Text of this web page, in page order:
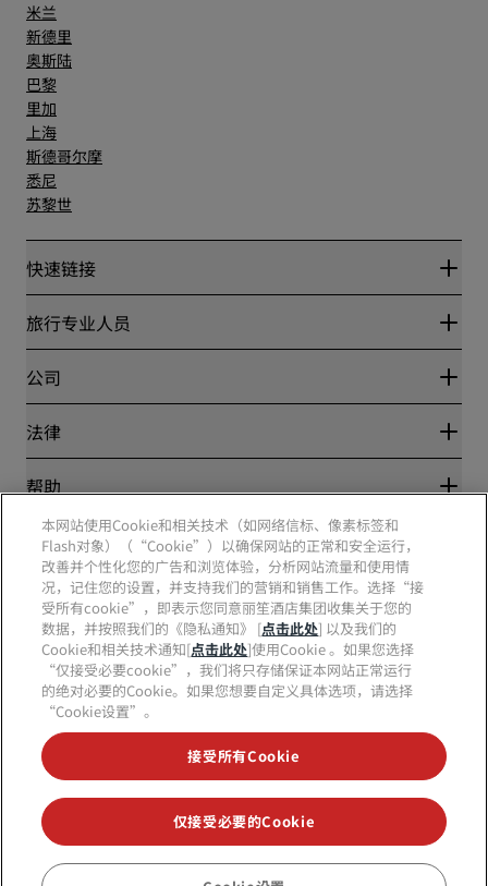
米兰
新德里
奥斯陆
巴黎
里加
上海
斯德哥尔摩
悉尼
苏黎世
快速链接
丽赏会
Blog
目的地
丽笙酒店集团APP
体育认证酒店
家庭友好型酒店
旅行专业人员
合作伙伴
公司
丽笙酒店集团
工作机会 RHG
工作机会 PPHE
工作机会 EHL
The Club by RHG
发展机会
责任经营
采购
法律
隐私中心
丽赏会条款和条件
网站使用协议
数字无障碍
现代奴隶制声明
帮助
消费者警示
联系方式
常见问题
网站地图
社交媒体
丽笙酒店集团品牌
不再错失我们最受欢迎的酒店优惠
© 2026 丽笙酒店集团.保留所有权利。RHG丽笙酒店集团、丽筠、丽芮、丽
笙、丽笙精选、丽祺、丽亭、丽柏、丽怡、Prize by Radisson、丽赏会和丽
本网站使用Cookie和相关技术（如网络信标、像素标签和
Flash对象）（“Cookie”）以确保网站的正常和安全运行，
改善并个性化您的广告和浏览体验，分析网站流量和使用情
况，记住您的设置，并支持我们的营销和销售工作。选择“接
受所有cookie”，即表示您同意丽笙酒店集团收集关于您的
数据，并按照我们的《隐私通知》 [点击此处] 以及我们的
Cookie和相关技术通知[点击此处]使用Cookie 。如果您选择
“仅接受必要cookie”，我们将只存储保证本网站正常运行
的绝对必要的Cookie。如果您想要自定义具体选项，请选择
“Cookie设置”。
接受所有Cookie
仅接受必要的Cookie